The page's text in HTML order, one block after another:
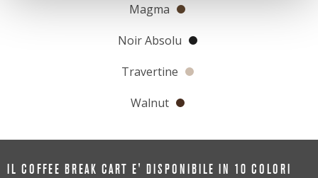
Magma
Noir Absolu
Travertine
Walnut
IL COFFEE BREAK CART E' DISPONIBILE IN 10 COLORI